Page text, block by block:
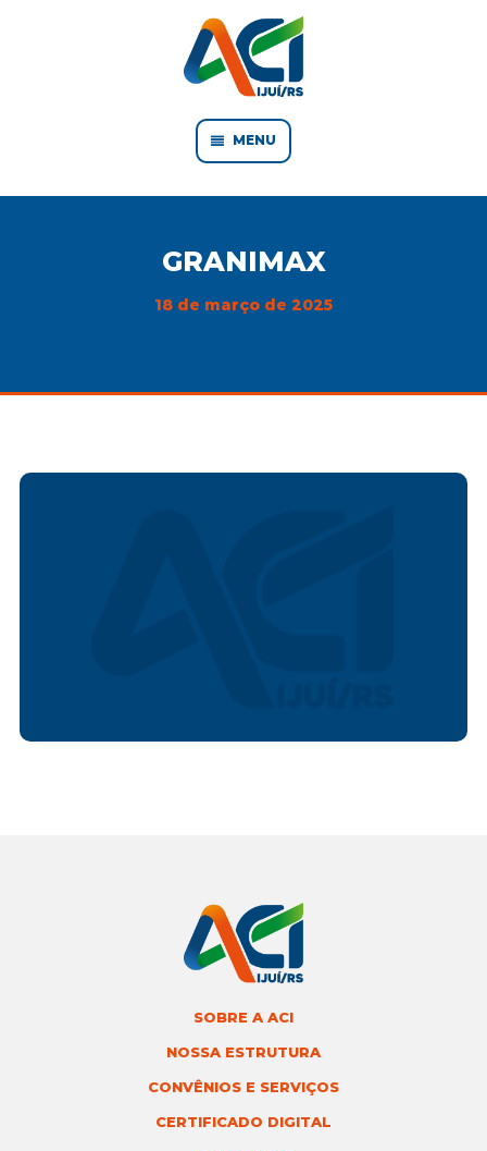
MENU
GRANIMAX
18 de março de 2025
SOBRE A ACI
NOSSA ESTRUTURA
CONVÊNIOS E SERVIÇOS
CERTIFICADO DIGITAL